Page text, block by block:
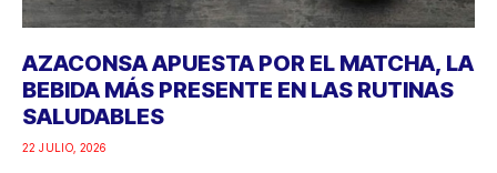
AZACONSA APUESTA POR EL MATCHA, LA
BEBIDA MÁS PRESENTE EN LAS RUTINAS
SALUDABLES
22 JULIO, 2026